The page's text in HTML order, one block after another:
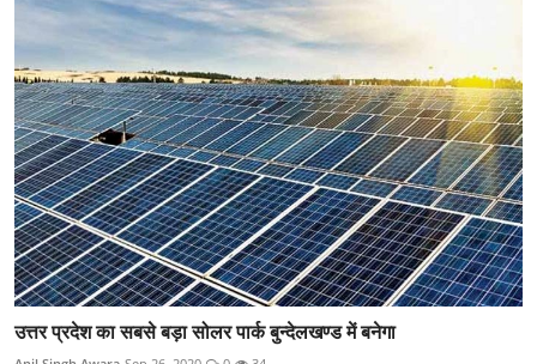
उत्तर प्रदेश का सबसे बड़ा सोलर पार्क बुन्देलखण्ड में बनेगा